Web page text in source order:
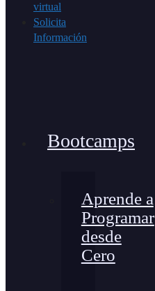
virtual
Solicita
Información
Bootcamps
Aprende a
Programar
desde
Cero